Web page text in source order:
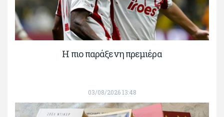
H πιο παράξενη πρεμιέρα
03/08/2026 13:48